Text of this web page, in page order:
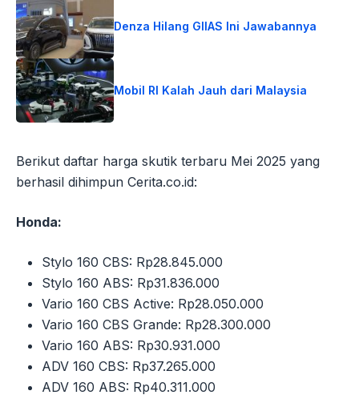
Denza Hilang GIIAS Ini Jawabannya
Mobil RI Kalah Jauh dari Malaysia
Berikut daftar harga skutik terbaru Mei 2025 yang
berhasil dihimpun Cerita.co.id:
Honda:
Stylo 160 CBS: Rp28.845.000
Stylo 160 ABS: Rp31.836.000
Vario 160 CBS Active: Rp28.050.000
Vario 160 CBS Grande: Rp28.300.000
Vario 160 ABS: Rp30.931.000
ADV 160 CBS: Rp37.265.000
ADV 160 ABS: Rp40.311.000